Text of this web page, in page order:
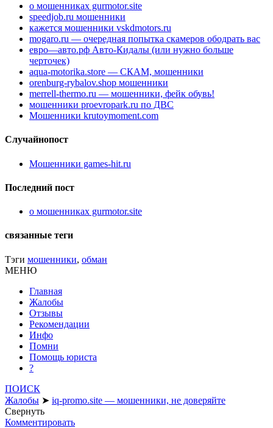
о мошенниках gurmotor.site
speedjob.ru мошенники
кажется мошенники vskdmotors.ru
mogaro.ru — очередная попытка скамеров ободрать вас
евро—авто.рф Авто-Кидалы (или нужно больше
черточек)
aqua-motorika.store — СКАМ, мошенники
orenburg-rybalov.shop мошенники
merrell-thermo.ru — мошенники, фейк обувь!
мошенники proevropark.ru по ДВС
Мошенники krutoymoment.com
Случайнопост
Мошенники games-hit.ru
Последний пост
о мошенниках gurmotor.site
связанные теги
Тэги мошенники, обман
МЕНЮ
Главная
Жалобы
Отзывы
Рекомендации
Инфо
Помни
Помощь юриста
?
ПОИСК
Жалобы ➤ iq-promo.site — мошенники, не доверяйте
Свернуть
Комментировать